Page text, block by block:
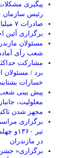
پیگیری
رئیس سازمان
صادرات ۷ میلیاردی انواع صنایع دستی از مرکز مازندران
برگزاری آئین
مسئولان
شعب رآی
مشارکت
برد / مسئولان
خسارات
پیش بینی شعب
معلولیت،
مجهز شدن
برگزاری
تیر
در مازندران
برگزاری« جشن